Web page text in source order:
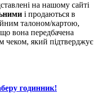
на нашому сайті
і продаються в
талоном/картою,
вона передбачена
чеком, який підтверджує
годинник!